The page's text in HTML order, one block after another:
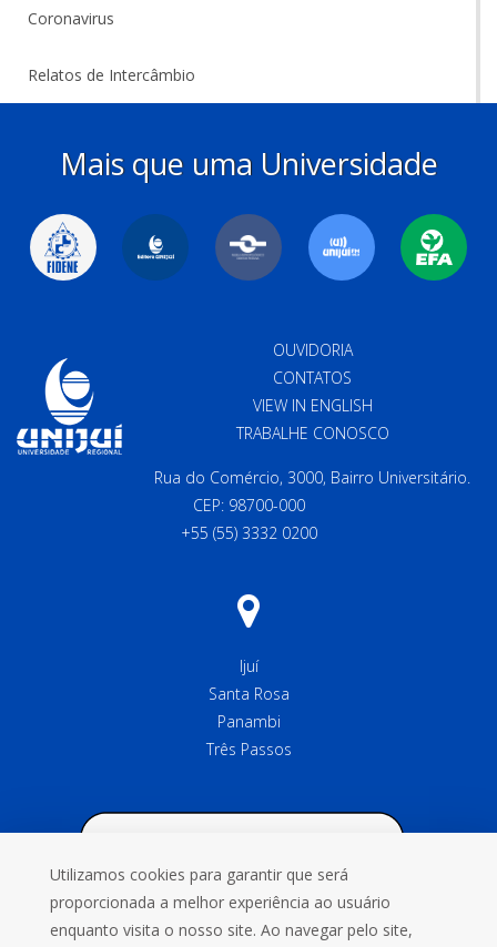
Coronavirus
Relatos de Intercâmbio
Mais que uma Universidade
OUVIDORIA
CONTATOS
VIEW IN ENGLISH
TRABALHE CONOSCO
Rua do Comércio, 3000, Bairro Universitário.
CEP: 98700-000
+55 (55) 3332 0200
Ijuí
Santa Rosa
Panambi
Três Passos
Utilizamos cookies para garantir que será
proporcionada a melhor experiência ao usuário
enquanto visita o nosso site. Ao navegar pelo site,